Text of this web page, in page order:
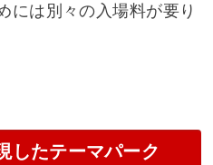
には別々の入場料が要り
したテーマパーク